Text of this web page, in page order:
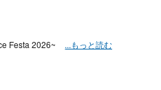
Festa 2026~ ...もっと読む